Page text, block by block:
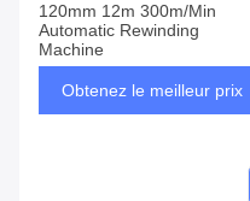
120mm 12m 300m/Min
Automatic Rewinding
Machine
Obtenez le meilleur prix